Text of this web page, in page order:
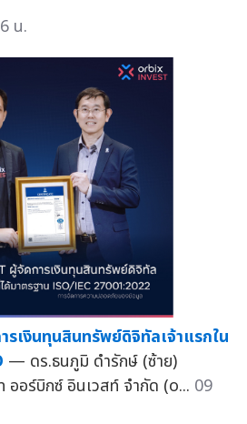
น.
เงินทุนสินทรัพย์ดิจิทัลเจ้าแรกใน
— ดร.ธนภูมิ ดำรักษ์ (ซ้าย)
ออร์บิกซ์ อินเวสท์ จำกัด (o... 09